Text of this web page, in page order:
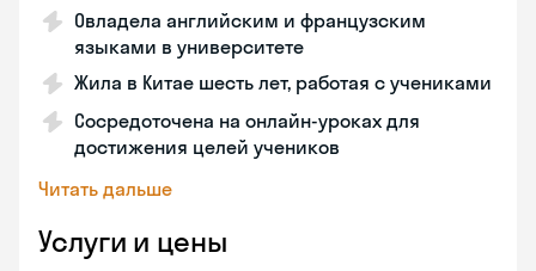
Овладела английским и французским
языками в университете
Жила в Китае шесть лет, работая с учениками
Сосредоточена на онлайн-уроках для
достижения целей учеников
Читать дальше
Услуги и цены